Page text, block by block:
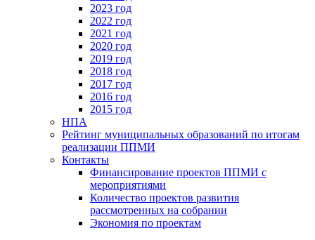
2023 год
2022 год
2021 год
2020 год
2019 год
2018 год
2017 год
2016 год
2015 год
НПА
Рейтинг муниципальных образований по итогам
реализации ППМИ
Контакты
Финансирование проектов ППМИ с
мероприятиями
Количество проектов развития
рассмотренных на собрании
Экономия по проектам